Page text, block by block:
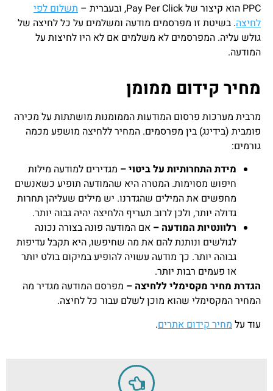
PPC הוא קיצור של Pay Per Click, ובעברית –
תשלום לפי
לחיצה. בשיטת זו מפרסמים מודעה ומשלמים על כל לחיצה של
גולש עליה. המפרסמים לא משלמים אם לא היו לחיצות על
המודעה.
מחיר קידום ממומן
מרבית מערכות פרסום המודעות הממומנות מושתתות על מכירה
פומבית (בידינג) בין מפרסמים. המחיר ללחיצה מושפע מכמה
גורמים:
מידת התחרותיות על ביטוי – מגדירים למודעה מילות
חיפוש מסוימות. המטרה היא שהמודעה תופיע כשאנשים
מחפשים את המילים שהגדרנו. יש מילים שעליהן תחרות
גדולה יותר, ולכן לרוב תעריף הלחיצה יהיה גבוה יותר.
רלוונטיות המודעה – אם המודעה פונה בצורה נכונה
לגולשים ונותנת להם את מה שחיפשו, היא תקבל עדיפות
גבוהה יותר. כך מודעה עשויה להופיע במיקום בולט יותר
או פעמים רבות יותר.
הגדרת מחיר מקסימלי ללחיצה – מפרסם המודעה מגדיר מה
המחיר המקסימלי שהוא מוכן לשלם עבור כל לחיצה.
עוד על מחיר קידום אתרים.